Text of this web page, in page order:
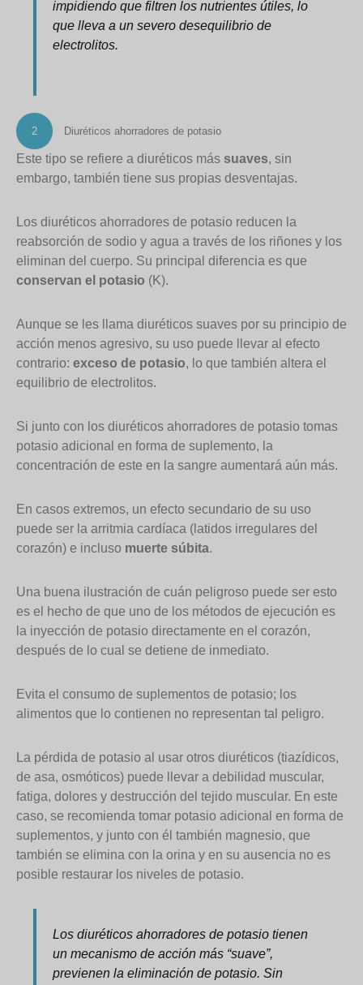
impidiendo que filtren los nutrientes útiles, lo
que lleva a un severo desequilibrio de
electrolitos.
2 Diuréticos ahorradores de potasio
Este tipo se refiere a diuréticos más suaves, sin
embargo, también tiene sus propias desventajas.
Los diuréticos ahorradores de potasio reducen la
reabsorción de sodio y agua a través de los riñones y los
eliminan del cuerpo. Su principal diferencia es que
conservan el potasio (K).
Aunque se les llama diuréticos suaves por su principio de
acción menos agresivo, su uso puede llevar al efecto
contrario: exceso de potasio, lo que también altera el
equilibrio de electrolitos.
Si junto con los diuréticos ahorradores de potasio tomas
potasio adicional en forma de suplemento, la
concentración de este en la sangre aumentará aún más.
En casos extremos, un efecto secundario de su uso
puede ser la arritmia cardíaca (latidos irregulares del
corazón) e incluso muerte súbita.
Una buena ilustración de cuán peligroso puede ser esto
es el hecho de que uno de los métodos de ejecución es
la inyección de potasio directamente en el corazón,
después de lo cual se detiene de inmediato.
Evita el consumo de suplementos de potasio; los
alimentos que lo contienen no representan tal peligro.
La pérdida de potasio al usar otros diuréticos (tiazídicos,
de asa, osmóticos) puede llevar a debilidad muscular,
fatiga, dolores y destrucción del tejido muscular. En este
caso, se recomienda tomar potasio adicional en forma de
suplementos, y junto con él también magnesio, que
también se elimina con la orina y en su ausencia no es
posible restaurar los niveles de potasio.
Los diuréticos ahorradores de potasio tienen
un mecanismo de acción más “suave”,
previenen la eliminación de potasio. Sin